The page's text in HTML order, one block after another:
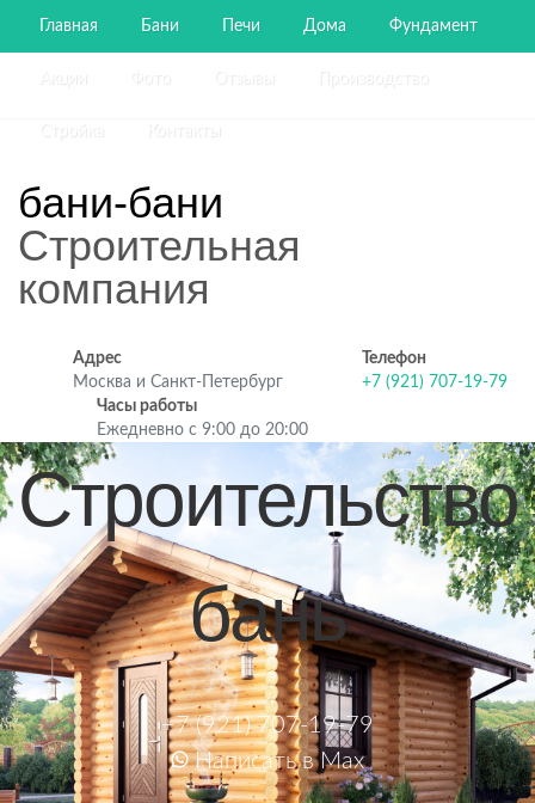
Главная Бани Печи Дома Фундамент
бани-бани
Строительная
компания
Адрес
Москва и Санкт-Петербург
Телефон
+7 (921) 707-19-79
Часы работы
Ежедневно с 9:00 до 20:00
Строительство
бань
+7 (921) 707-19-79
Написать в Max